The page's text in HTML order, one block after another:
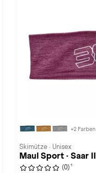
+2 Farben
Skimütze · Unisex
Maul Sport · Saar II
(0) 1